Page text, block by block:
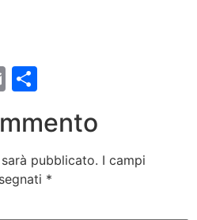
Email
pubblicato. I campi
*